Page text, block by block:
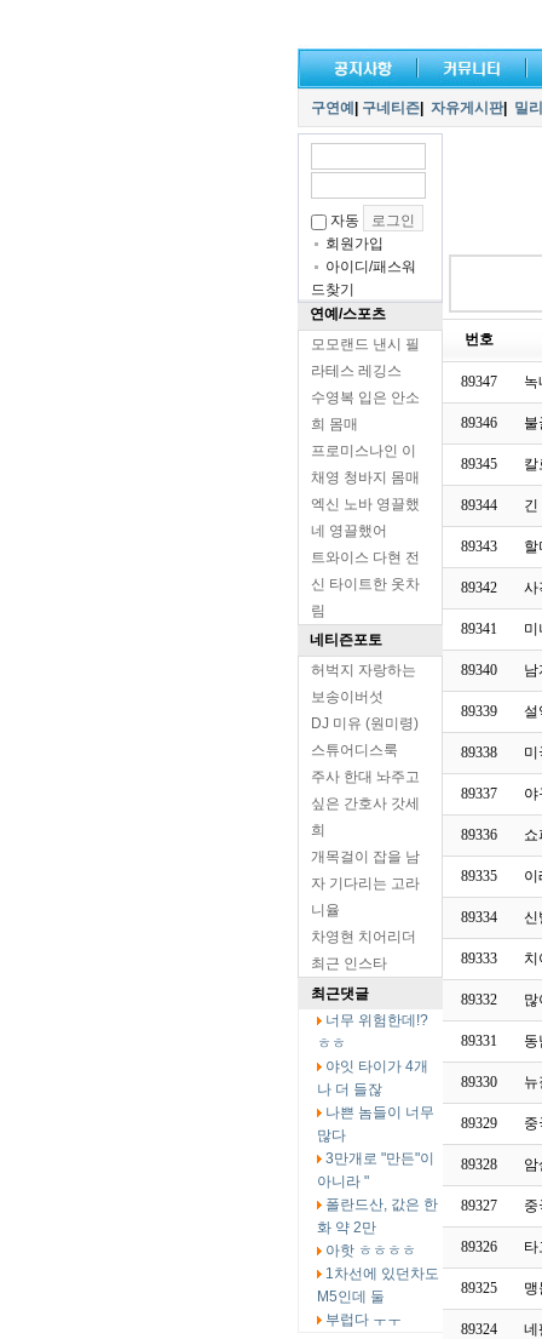
구연예 구네티즌 자유게시판| 밀
자동
회원가입
아이디/패스워
드찾기
연예/스포츠
모모랜드 낸시 필
라테스 레깅스
수영복 입은 안소
희 몸매
프로미스나인 이
채영 청바지 몸매
엑신 노바 영끌했
네 영끌했어
트와이스 다현 전
신 타이트한 옷차
림
네티즌포토
허벅지 자랑하는
보송이버섯
DJ 미유 (원미령)
스튜어디스룩
주사 한대 놔주고
싶은 간호사 갓세
희
개목걸이 잡을 남
자 기다리는 고라
니율
차영현 치어리더
최근 인스타
최근댓글
너무 위험한데!?
ㅎㅎ
야잇 타이가 4개
나 더 들잖
나쁜 놈들이 너무
많다
3만개로 "만든"이
아니라 "
폴란드산, 값은 한
화 약 2만
아핫 ㅎㅎㅎㅎ
1차선에 있던차도
M5인데 둘
부럽다 ㅜㅜ
번호
89347 녹
89346 불
89345 칼
89344 긴
89343 할
89342 사
89341 미
89340 남
89339 설
89338 미
89337 야
89336 쇼
89335 이
89334 신
89333 치
89332 많
89331 동
89330 뉴
89329 중
89328 암
89327 중
89326 타
89325 맹
89324 네